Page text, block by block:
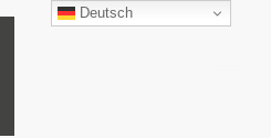
Deutsch